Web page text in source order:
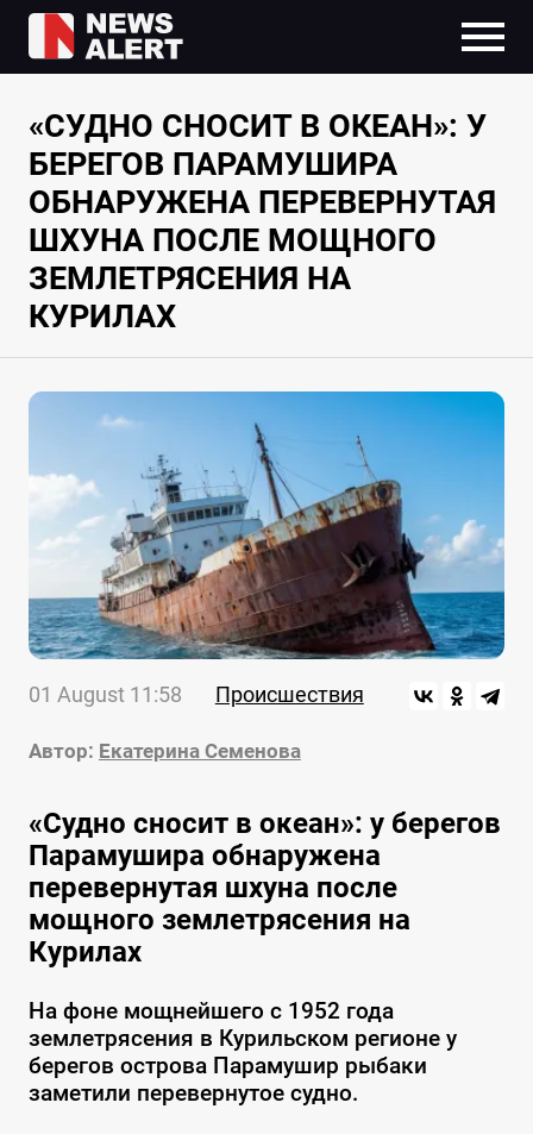
«СУДНО СНОСИТ В ОКЕАН»: У
БЕРЕГОВ ПАРАМУШИРА
ОБНАРУЖЕНА ПЕРЕВЕРНУТАЯ
ШХУНА ПОСЛЕ МОЩНОГО
ЗЕМЛЕТРЯСЕНИЯ НА
КУРИЛАХ
01 August 11:58 Происшествия
Автор: Екатерина Семенова
«Судно сносит в океан»: у берегов
Парамушира обнаружена
перевернутая шхуна после
мощного землетрясения на
Курилах
На фоне мощнейшего с 1952 года
землетрясения в Курильском регионе у
берегов острова Парамушир рыбаки
заметили перевернутое судно.